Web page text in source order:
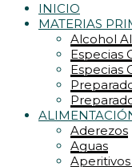
INICIO
MATERIAS
Alcohol
Especias
Especias
Aderezos
Aguas